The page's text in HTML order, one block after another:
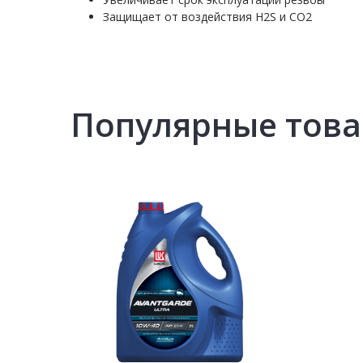
Защищает от воздействия H2S и CO2
Популярные